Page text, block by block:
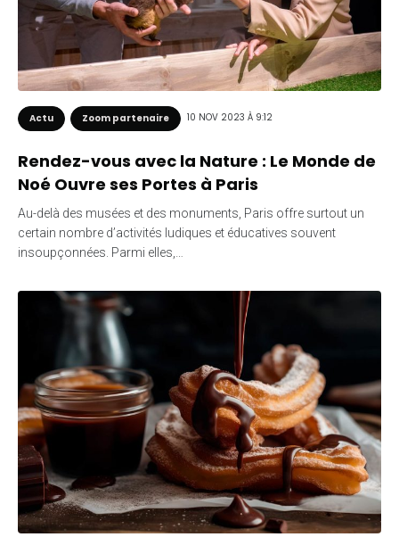
Actu Zoom partenaire 10 NOV 2023 À 9:12
Rendez-vous avec la Nature : Le Monde de
Noé Ouvre ses Portes à Paris
Au-delà des musées et des monuments, Paris offre surtout un
certain nombre d’activités ludiques et éducatives souvent
insoupçonnées. Parmi elles,…